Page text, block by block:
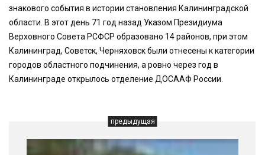
знакового события в истории становления Калининградской
области. В этот день 71 год назад Указом Президиума
Верховного Совета РСФСР образовано 14 районов, при этом
Калининград, Советск, Черняховск были отнесены к категории
городов областного подчинения, а ровно через год в
Калининграде открылось отделение ДОСААФ России.
предыдущая